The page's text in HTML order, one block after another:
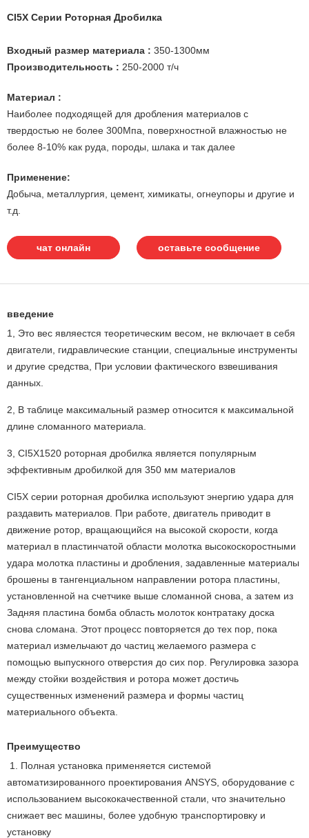
CI5X Серии Роторная Дробилка
Входный размер материала : 350-1300мм
Производительность : 250-2000 т/ч
Материал :
Наиболее подходящей для дробления материалов с
твердостью не более 300Мпа, поверхностной влажностью не
более 8-10% как руда, породы, шлака и так далее
Применение:
Добыча, металлургия, цемент, химикаты, огнеупоры и другие и
т.д.
чат онлайн оставьте сообщение
введение
1, Это вес являестся теоретическим весом, не включает в себя
двигатели, гидравлические станции, специальные инструменты
и другие средства, При условии фактического взвешивания
данных.
2, В таблице максимальный размер относится к максимальной
длине сломанного материала.
3, CI5X1520 роторная дробилка является популярным
эффективным дробилкой для 350 мм материалов
CI5X серии роторная дробилка используют энергию удара для
раздавить материалов. При работе, двигатель приводит в
движение ротор, вращающийся на высокой скорости, когда
материал в пластинчатой области молотка высокоскоростными
удара молотка пластины и дробления, задавленные материалы
брошены в тангенциальном направлении ротора пластины,
установленной на счетчике выше сломанной снова, а затем из
Задняя пластина бомба область молоток контратаку доска
снова сломана. Этот процесс повторяется до тех пор, пока
материал измельчают до частиц желаемого размера с
помощью выпускного отверстия до сих пор. Регулировка зазора
между стойки воздействия и ротора может достичь
существенных изменений размера и формы частиц
материального объекта.
Преимущество
1. Полная установка применяется системой
автоматизированного проектирования ANSYS, оборудование с
использованием высококачественной стали, что значительно
снижает вес машины, более удобную транспортировку и
установку